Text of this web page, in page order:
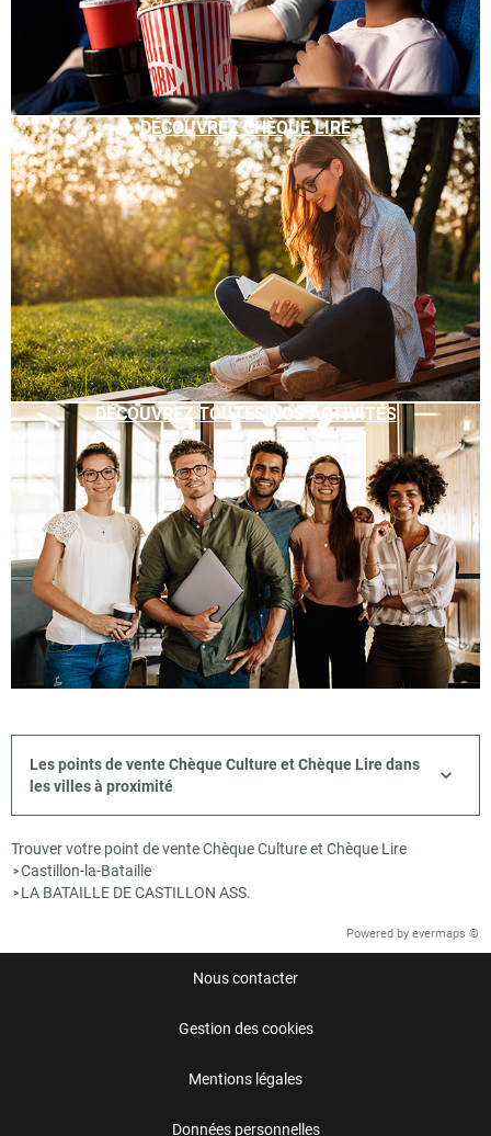
DÉCOUVREZ CHÈQUE LIRE
DÉCOUVREZ TOUTES NOS ACTIVITÉS
Les points de vente Chèque Culture et Chèque Lire dans
les villes à proximité
Trouver votre point de vente Chèque Culture et Chèque Lire
>Castillon-la-Bataille
> LA BATAILLE DE CASTILLON ASS.
Powered by evermaps ©
Nous contacter
Gestion des cookies
Mentions légales
Données personnelles